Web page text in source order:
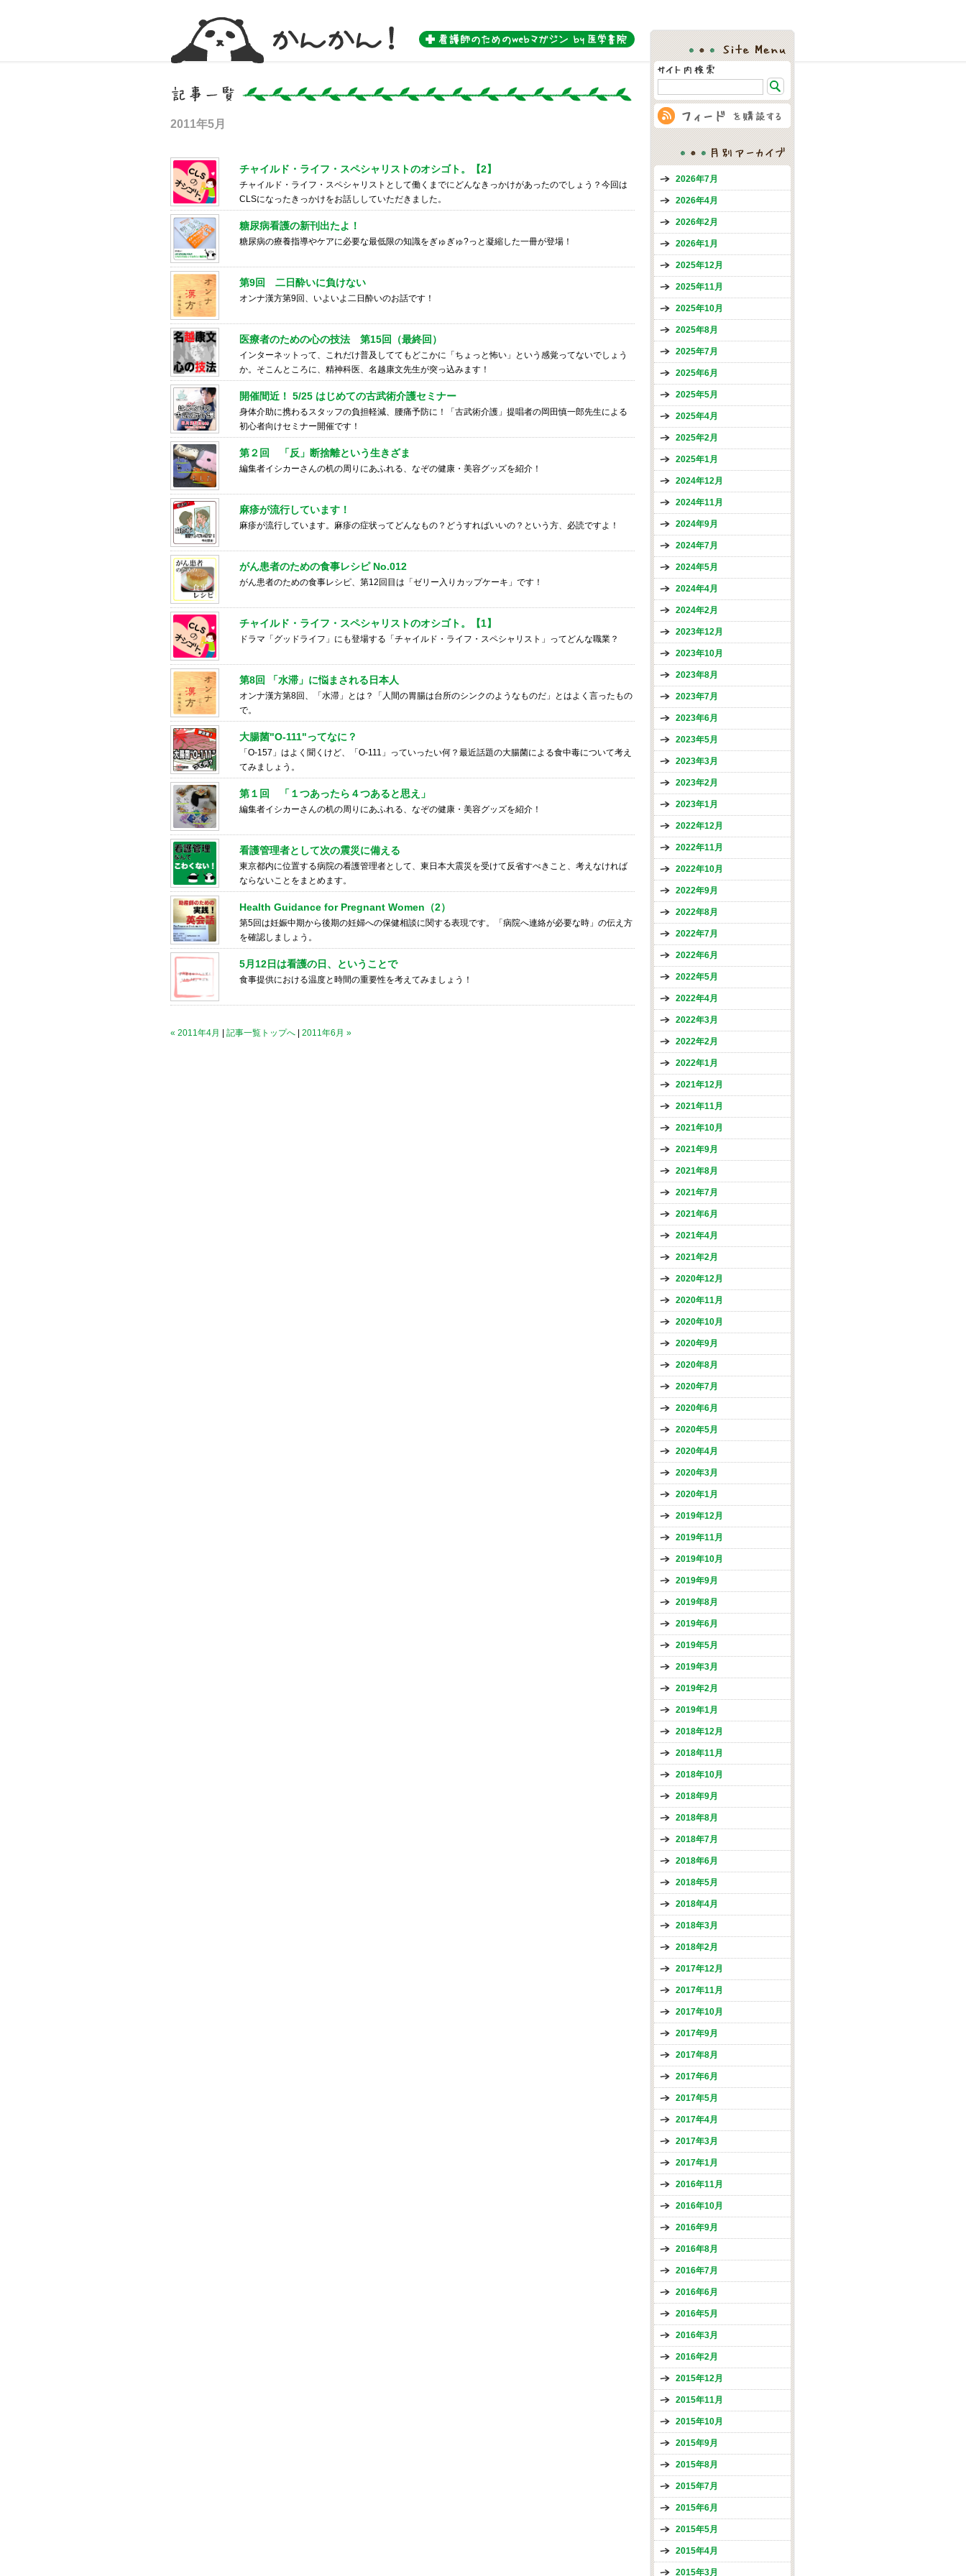
2011年5月
チャイルド・ライフ・スペシャリストのオシゴト。【2】
チャイルド・ライフ・スペシャリストとして働くまでにどんなきっかけがあったのでしょう？今回は
CLSになったきっかけをお話ししていただきました。
糖尿病看護の新刊出たよ！
糖尿病の療養指導やケアに必要な最低限の知識をぎゅぎゅ?っと凝縮した一冊が登場！
第9回 二日酔いに負けない
オンナ漢方第9回、いよいよ二日酔いのお話です！
医療者のための心の技法 第15回（最終回）
インターネットって、これだけ普及しててもどこかに「ちょっと怖い」という感覚ってないでしょう
か。そこんところに、精神科医、名越康文先生が突っ込みます！
開催間近！ 5/25 はじめての古武術介護セミナー
身体介助に携わるスタッフの負担軽減、腰痛予防に！「古武術介護」提唱者の岡田慎一郎先生による
初心者向けセミナー開催です！
第２回 「反」断捨離という生きざま
編集者イシカーさんの机の周りにあふれる、なぞの健康・美容グッズを紹介！
麻疹が流行しています！
麻疹が流行しています。麻疹の症状ってどんなもの？どうすればいいの？という方、必読ですよ！
がん患者のための食事レシピ No.012
がん患者のための食事レシピ、第12回目は「ゼリー入りカップケーキ」です！
チャイルド・ライフ・スペシャリストのオシゴト。【1】
ドラマ「グッドライフ」にも登場する「チャイルド・ライフ・スペシャリスト」ってどんな職業？
第8回 「水滞」に悩まされる日本人
オンナ漢方第8回、「水滞」とは？「人間の胃腸は台所のシンクのようなものだ」とはよく言ったもの
で。
大腸菌"O-111"ってなに？
「O-157」はよく聞くけど、「O-111」っていったい何？最近話題の大腸菌による食中毒について考え
てみましょう。
第１回 「１つあったら４つあると思え」
編集者イシカーさんの机の周りにあふれる、なぞの健康・美容グッズを紹介！
看護管理者として次の震災に備える
東京都内に位置する病院の看護管理者として、東日本大震災を受けて反省すべきこと、考えなければ
ならないことをまとめます。
Health Guidance for Pregnant Women（2）
第5回は妊娠中期から後期の妊婦への保健相談に関する表現です。「病院へ連絡が必要な時」の伝え方
を確認しましょう。
5月12日は看護の日、ということで
食事提供における温度と時間の重要性を考えてみましょう！
« 2011年4月 記事一覧トップへ 2011年6月 »
Site Menu
月別アーカイブ
2026年7月
2026年4月
2026年2月
2026年1月
2025年12月
2025年11月
2025年10月
2025年8月
2025年7月
2025年6月
2025年5月
2025年4月
2025年2月
2025年1月
2024年12月
2024年11月
2024年9月
2024年7月
2024年5月
2024年4月
2024年2月
2023年12月
2023年10月
2023年8月
2023年7月
2023年6月
2023年5月
2023年3月
2023年2月
2023年1月
2022年12月
2022年11月
2022年10月
2022年9月
2022年8月
2022年7月
2022年6月
2022年5月
2022年4月
2022年3月
2022年2月
2022年1月
2021年12月
2021年11月
2021年10月
2021年9月
2021年8月
2021年7月
2021年6月
2021年4月
2021年2月
2020年12月
2020年11月
2020年10月
2020年9月
2020年8月
2020年7月
2020年6月
2020年5月
2020年4月
2020年3月
2020年1月
2019年12月
2019年11月
2019年10月
2019年9月
2019年8月
2019年6月
2019年5月
2019年3月
2019年2月
2019年1月
2018年12月
2018年11月
2018年10月
2018年9月
2018年8月
2018年7月
2018年6月
2018年5月
2018年4月
2018年3月
2018年2月
2017年12月
2017年11月
2017年10月
2017年9月
2017年8月
2017年6月
2017年5月
2017年4月
2017年3月
2017年1月
2016年11月
2016年10月
2016年9月
2016年8月
2016年7月
2016年6月
2016年5月
2016年3月
2016年2月
2015年12月
2015年11月
2015年10月
2015年9月
2015年8月
2015年7月
2015年6月
2015年5月
2015年4月
2015年3月